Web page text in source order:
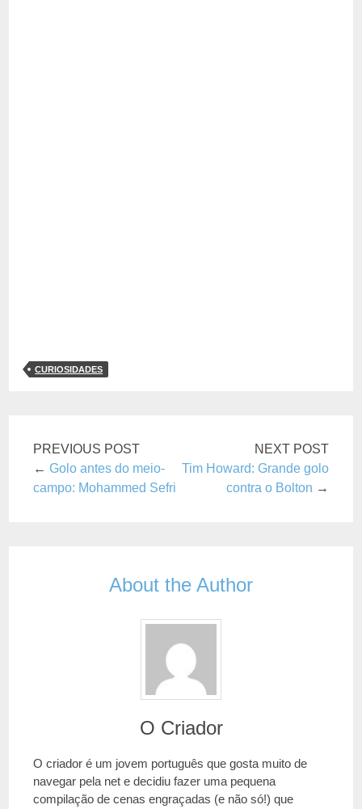
CURIOSIDADES
PREVIOUS POST
←Golo antes do meio-
campo: Mohammed Sefri
NEXT POST
Tim Howard: Grande golo
contra o Bolton →
About the Author
O Criador
O criador é um jovem português que gosta muito de
navegar pela net e decidiu fazer uma pequena
compilação de cenas engraçadas (e não só!) que